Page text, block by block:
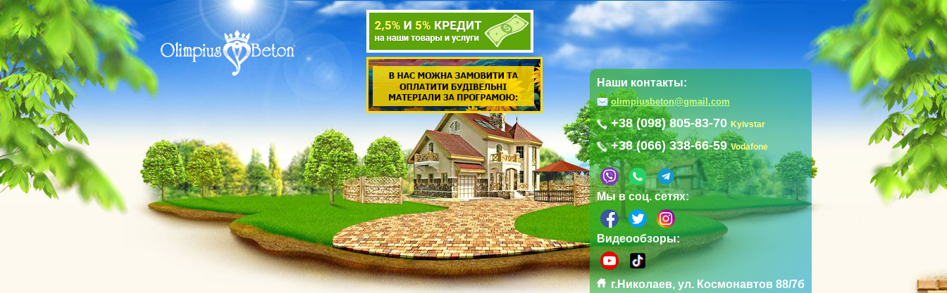
Наши контакты:
olimpiusbeton@gmail.com
+38 (098) 805-83-70 Kyivstar
+38 (066) 338-66-59 Vodafone
Мы в соц. сетях:
Видеообзоры:
г.Николаев, ул. Космонавтов 88/7б